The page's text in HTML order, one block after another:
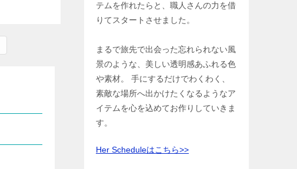
テムを作れたらと、職人さんの力を借
りてスタートさせました。
まるで旅先で出会った忘れられない風
景のような、美しい透明感あふれる色
や素材。 手にするだけでわくわく、
素敵な場所へ出かけたくなるようなア
イテムを心を込めてお作りしていきま
す。
Her Scheduleはこちら>>